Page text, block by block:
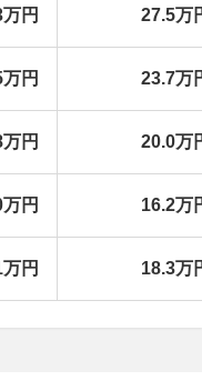
円 27.5万
円 23.7万
円 20.0万
円 16.2万
円 18.3万